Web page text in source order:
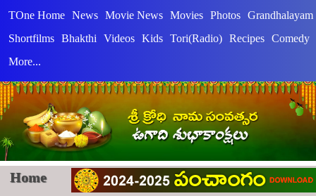
TOne Home News Movie News Movies Photos Grandhalayam
Shortfilms Bhakthi Videos Kids Tori(Radio) Recipes Comedy
More...
Home